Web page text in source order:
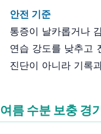
안전 기준
통증이 날카롭거나
연습 강도를 낮추고
진단이 아니라 기록
여름 수분 보충 경